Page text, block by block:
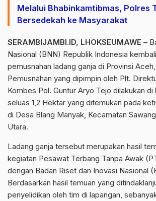
Melalui Bhabinkamtibmas, Polres
Bersedekah ke Masyarakat
SERAMBIJAMBI.ID, LHOKSEUMAWE –
Nasional (BNN) Republik Indonesia
pemusnahan ladang ganja di Provinsi
Pemusnahan yang dipimpin oleh Plt.
Kombes Pol. Guntur Aryo Tejo dilakukan di
seluas 1,2 Hektar yang ditemukan pada
di Desa Blang Manyak, Kecamatan
Utara.
Ladang ganja tersebut merupakan hasil
kegiatan Pesawat Terbang Tanpa Awak
dengan Badan Riset dan Inovasi Nasional
Berdasarkan hasil temuan yang
penyelidikan oleh tim di lapangan,